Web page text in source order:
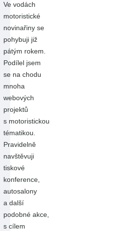
Ve vodách
motoristické
novinařiny se
pohybuji již
pátým rokem.
Podílel jsem
se na chodu
mnoha
webových
projektů
s motoristickou
tématikou.
Pravidelně
navštěvuji
tiskové
konference,
autosalony
a další
podobné akce,
s cílem